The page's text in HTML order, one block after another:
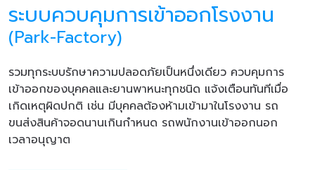
ระบบควบคุมการเข้าออกโรงงาน
(Park-Factory)
รวมทุกระบบรักษาความปลอดภัยเป็นหนึ่งเดียว ควบคุมการ
เข้าออกของบุคคลและยานพาหนะทุกชนิด แจ้งเตือนทันทีเมื่อ
เกิดเหตุผิดปกติ เช่น มีบุคคลต้องห้ามเข้ามาในโรงงาน รถ
ขนส่งสินค้าจอดนานเกินกำหนด รถพนักงานเข้าออกนอก
เวลาอนุญาต